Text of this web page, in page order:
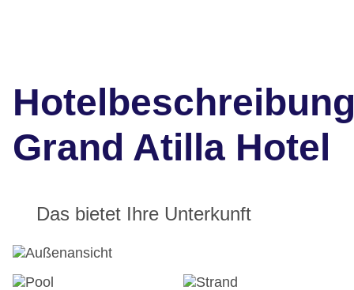
Grand Atilla Hotel
Das bietet Ihre Unterkunft